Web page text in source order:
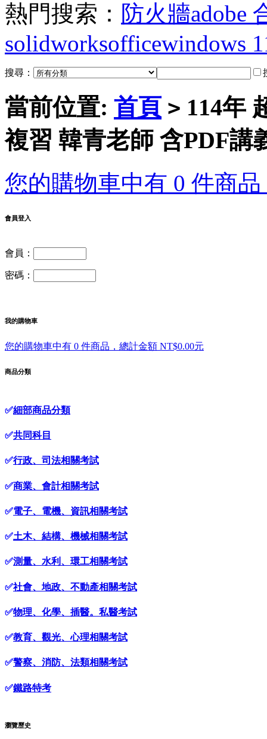
熱門搜索： 防火牆adobe
solidworksofficewindows
搜尋：
當前位置: 首頁 > 114年
複習 韓青老師 含PDF講
您的購物車中有 0 件商
會員登入
會員：
密碼：
我的購物車
您的購物車中有 0 件商品，總計金額 NT$0.00元
商品分類
✅細部商品分類
✅共同科目
✅行政、司法相關考試
✅商業、會計相關考試
✅電子、電機、資訊相關考試
✅土木、結構、機械相關考試
✅測量、水利、環工相關考試
✅社會、地政、不動產相關考試
✅物理、化學、插醫。私醫考試
✅教育、觀光、心理相關考試
✅警察、消防、法類相關考試
✅鐵路特考
瀏覽歷史